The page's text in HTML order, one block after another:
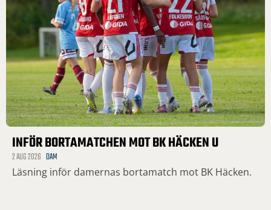
INFÖR BORTAMATCHEN MOT BK HÄCKEN U
2 AUG 2026 DAM
Läsning inför damernas bortamatch mot BK Häcken.